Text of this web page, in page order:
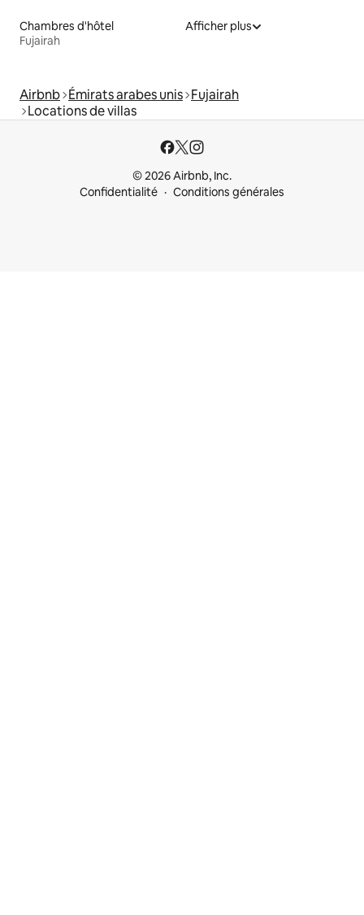
Chambres d'hôtel
Fujairah
Afficher plus
Airbnb Émirats arabes unis Fujairah
Locations de villas
© 2026 Airbnb, Inc.
Confidentialité
Conditions générales